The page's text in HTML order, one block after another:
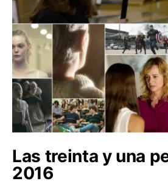
Las treinta y una
2016